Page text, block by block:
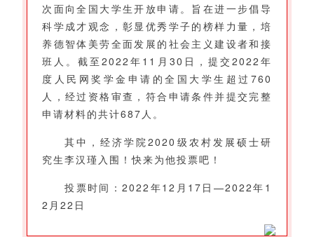
次面向全国大学生开放申请。旨在进一步倡导
科学成才观念，彰显优秀学子的榜样力量，培
养德智体美劳全面发展的社会主义建设者和接
班人。截至2022年11月30日，提交2022年
度人民网奖学金申请的全国大学生超过760
人，经过资格审查，符合申请条件并提交完整
申请材料的共计687人。
其中，经济学院2020级农村发展硕士研
究生李汉瑾入围！快来为他投票吧！
投票时间：2022年12月17日—2022年1
2月22日